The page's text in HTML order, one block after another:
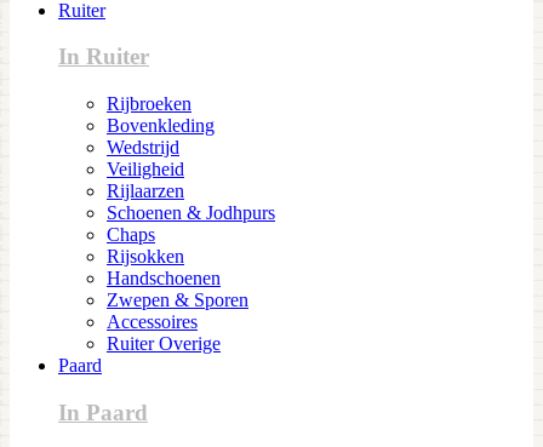
Ruiter
In Ruiter
Rijbroeken
Bovenkleding
Wedstrijd
Veiligheid
Rijlaarzen
Schoenen & Jodhpurs
Chaps
Rijsokken
Handschoenen
Zwepen & Sporen
Accessoires
Ruiter Overige
Paard
In Paard